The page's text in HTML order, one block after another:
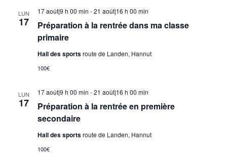
LUN
17
Préparation à la rentrée dans ma classe
primaire
17 août|9 h 00 min -21 août|16 h 00 min
Hall des sportsroute de Landen, Hannut
100€
LUN
17
Préparation à la rentrée en première
secondaire
17 août|9 h 00 min -21 août|16 h 00 min
Hall des sportsroute de Landen, Hannut
100€